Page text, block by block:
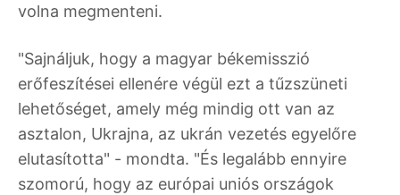
volna megmenteni.
"Sajnáljuk, hogy a magyar békemisszió
erőfeszítései ellenére végül ezt a tűzszüneti
lehetőséget, amely még mindig ott van az
asztalon, Ukrajna, az ukrán vezetés egyelőre
elutasította" - mondta. "És legalább ennyire
szomorú, hogy az európai uniós országok